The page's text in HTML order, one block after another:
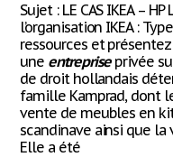
Sujet : LE CAS IKEA –
l’organisation IKEA :
ressources et
une entrepriseprivée
de droit hollandais
famille Kamprad, dont
vente de meubles en
scandinave ainsi que la
Elle a été